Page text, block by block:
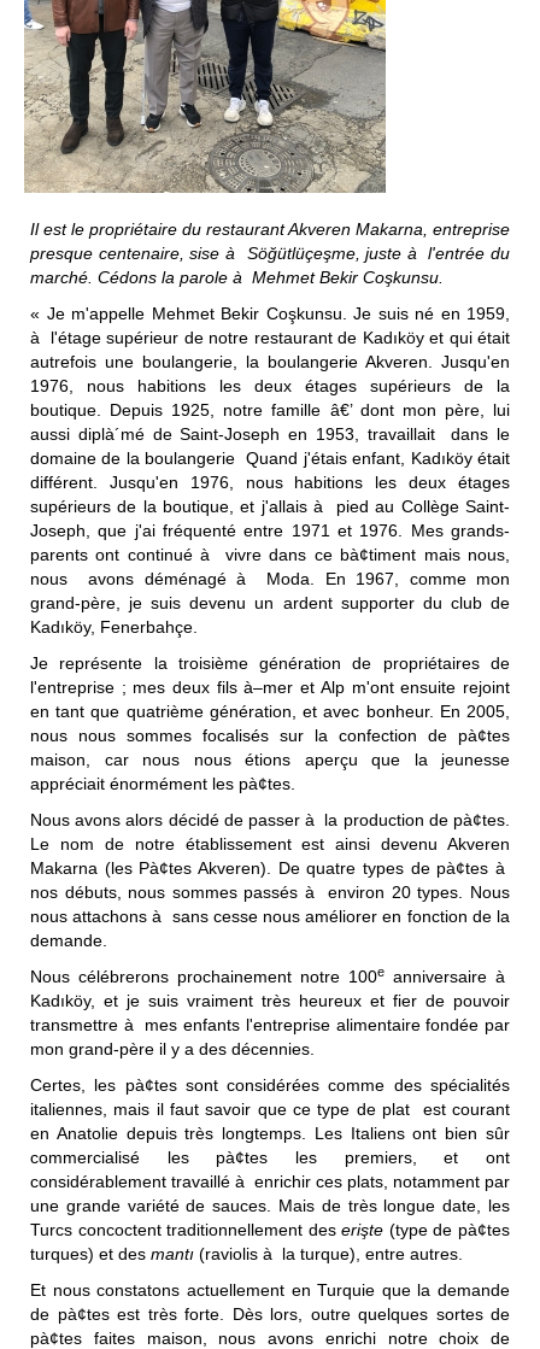
Il est le propriétaire du restaurant Akveren Makarna, entreprise
presque centenaire, siseà Söğütlüçeşme, juste à l'entrée du
marché . Cédons la parole à Mehmet Bekir Coşkunsu.
« Je m'appelle Mehmet Bekir Coşkunsu. Je suis né en 1959,
à l'étage supérieur de notre restaurant de Kadıköy et qui était
autrefois une boulangerie, la boulangerie Akveren. Jusqu'en
1976, nous habitions les deux étages supérieurs de la
boutique. Depuis 1925, notre famille â€’ dont mon père, lui
aussi diplà´mé de Saint-Joseph en 1953, travaillait dans le
domaine de la boulangerie Quand j'étais enfant, Kadıköy était
différent. Jusqu'en 1976, nous habitions les deux étages
supérieurs de la boutique, et j'allais à pied au Collège Saint-
Joseph, que j'ai fréquenté entre 1971 et 1976. Mes grands-
parents ont continué à vivre dans ce bà¢timent mais nous,
nous avons déménagé à Moda. En 1967, comme mon
grand-père, je suis devenu un ardent supporter du club de
Kadıköy, Fenerbahçe.
Je représente la troisième génération de propriétaires de
l'entreprise ; mes deux fils à–mer et Alp m'ont ensuite rejoint
en tant que quatrième génération, et avec bonheur. En 2005,
nous nous sommes focalisés sur la confection de pà¢tes
maison, car nous nous étions aperçu que la jeunesse
appréciait énormément les pà¢tes.
Nous avons alors décidé de passer à la production de pà¢tes.
Le nom de notre établissement est ainsi devenu Akveren
Makarna (les Pà¢tes Akveren). De quatre types de pà¢tes à
nos débuts, nous sommes passés à environ 20 types. Nous
nous attachons à sans cesse nous améliorer en fonction de la
demande.
Nous célébrerons prochainement notre 100e anniversaire à
Kadıköy, et je suis vraiment très heureux et fier de pouvoir
transmettre à mes enfants l'entreprise alimentaire fondée par
mon grand-père il y a des décennies.
Certes, les pà¢tes sont considérées comme des spécialités
italiennes, mais il faut savoir que ce type de plat est courant
en Anatolie depuis très longtemps. Les Italiens ont bien sûr
commercialisé les pà¢tes les premiers, et ont
considérablement travaillé à enrichir ces plats, notamment par
une grande variété de sauces. Mais de très longue date, les
Turcs concoctent traditionnellement deserişte (type de pà¢tes
turques) et des mantı (raviolis à la turque), entre autres.
Et nous constatons actuellement en Turquie que la demande
de pà¢tes est très forte. Dès lors, outre quelques sortes de
pà¢tes faites maison, nous avons enrichi notre choix de